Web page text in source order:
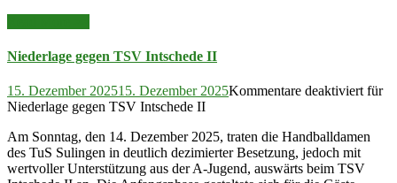
Niederlage gegen TSV Intschede II
15. Dezember 202515. Dezember 2025Kommentare deaktiviert für
Niederlage gegen TSV Intschede II
Am Sonntag, den 14. Dezember 2025, traten die Handballdamen
des TuS Sulingen in deutlich dezimierter Besetzung, jedoch mit
wertvoller Unterstützung aus der A-Jugend, auswärts beim TSV